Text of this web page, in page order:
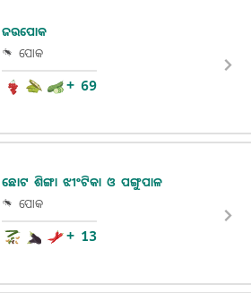
ଜଉପୋକ
ପୋକ
+ 69
ଛୋଟ ଶିଙ୍ଗା ଝୀଂଟିକା ଓ ପଙ୍ଗୁପାଳ
ପୋକ
+ 13